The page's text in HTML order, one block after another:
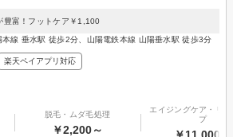
豊富！フットケア￥1,100
線 垂水駅 徒歩2分、山陽電鉄本線 山陽垂水駅 徒歩3分
楽天ペイアプリ対応
脱毛・ムダ毛処理
￥2,200～
エイジングケア・リ
プ
￥11,000～